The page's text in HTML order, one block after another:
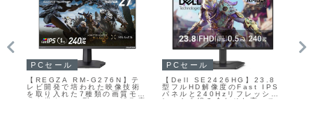
ガジェット
AIAIAI【TMA-2 Oklou
Edition】【Tracks Oklou
Edition】モジュール構造を
持つBluetoothヘッドホンと
ガジェット
モトローラ【moto g37j】
PANTONE監修の4色展開と
素材の質感までこだわったデ
ザインを採用し、日常を心地